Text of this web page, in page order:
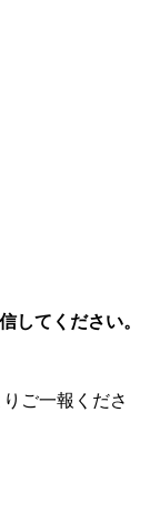
してください。
ご一報くださ